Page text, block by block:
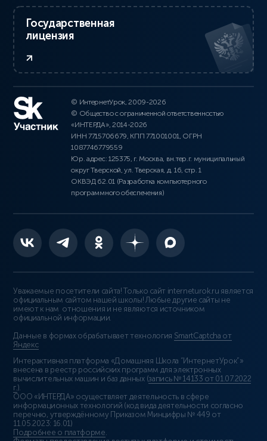
Государственная
лицензия
© ИнтернетУрок, 2009-2026
© Общество с ограниченной ответственностью
«ИНТЕРДА», 2014-2026
ИНН 7715706679, КПП 771001001, ОГРН
1087746779559
Юр. адрес: 125375, г. Москва, вн.тер.г. муниципальный
округ Тверской, ул. Тверская, д. 16, стр. 1
ОКВЭД 62.01 (Разработка компьютерного
программного обеспечения)
Уважаемые посетители сайта! Только сайт interneturok.ru является
официальным сайтом нашей школы! Любые другие сайты не
имеют к нам отношения и не являются источником
официальной информации.
Данные в формах обрабатывает технология SmartCaptcha от
Яндекс
Интерактивная платформа «Домашняя Школа “ИнтернетУрок”»
внесена в реестр российских программ для электронных
вычислительных машин и баз данных (запись № 14133 от 01.07.2022
г.).
ООО «ИНТЕРДА» осуществляет деятельность в сфере
информационных технологий (код вида деятельности согласно
перечню, утверждённому Приказом Минцифры № 449 от
11.05.2023: 16.01)
Подробнее о платформе.